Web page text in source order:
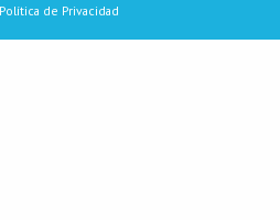
Política de Privacidad